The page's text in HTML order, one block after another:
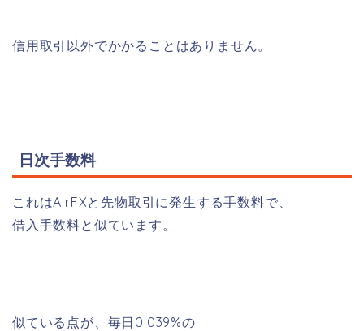
信用取引以外でかかることはありません。
日次手数料
これはAirFXと先物取引に発生する手数料で、
借入手数料と似ています。
似ている点が、毎日0.039%の